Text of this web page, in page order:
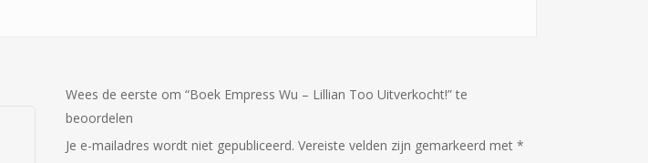
Wees de eerste om “Boek Empress Wu – Lillian Too Uitverkocht!” te
beoordelen
Je e-mailadres wordt niet gepubliceerd. Vereiste velden zijn gemarkeerd met *